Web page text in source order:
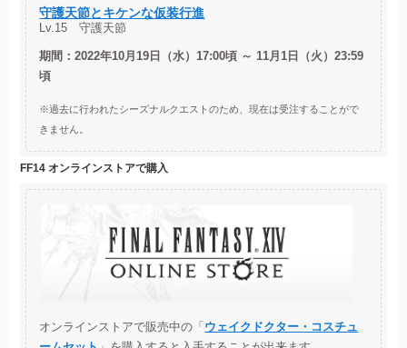
守護天節とキケンな仮装行進
Lv.15 守護天節
期間：2022年10月19日（水）17:00頃 ～ 11月1日（火）23:59
頃
※過去に行われたシーズナルクエストのため、現在は受注することがで
きません。
FF14 オンラインストアで購入
オンラインストアで販売中の「 ウェイクドクター・コスチュ